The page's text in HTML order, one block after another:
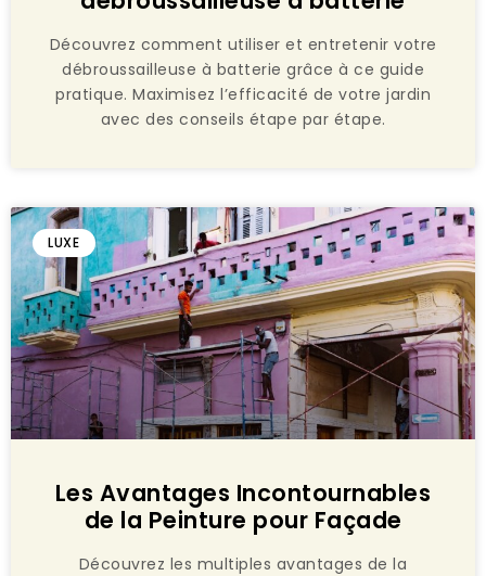
Découvrez comment utiliser et entretenir votre
débroussailleuse à batterie grâce à ce guide
pratique. Maximisez l’efficacité de votre jardin
avec des conseils étape par étape.
LUXE
Les Avantages Incontournables
de la Peinture pour Façade
Découvrez les multiples avantages de la